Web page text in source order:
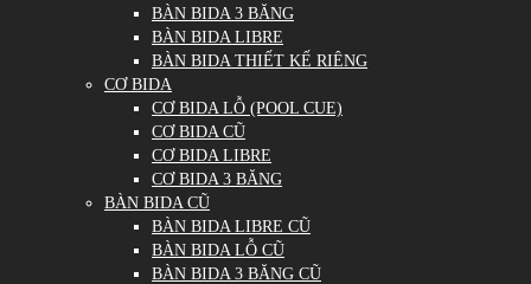
BÀN BIDA 3 BĂNG
BÀN BIDA LIBRE
BÀN BIDA THIẾT KẾ RIÊNG
CƠ BIDA
CƠ BIDA LỖ (POOL CUE)
CƠ BIDA CŨ
CƠ BIDA LIBRE
CƠ BIDA 3 BĂNG
BÀN BIDA CŨ
BÀN BIDA LIBRE CŨ
BÀN BIDA LỖ CŨ
BÀN BIDA 3 BĂNG CŨ